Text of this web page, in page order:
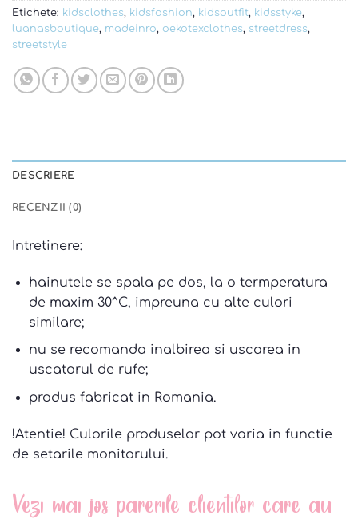
Etichete: kidsclothes, kidsfashion, kidsoutfit, kidsstyke,
luanasboutique, madeinro, oekotexclothes, streetdress,
streetstyle
DESCRIERE
RECENZII (0)
Intretinere:
hainutele se spala pe dos, la o termperatura
de maxim 30^C, impreuna cu alte culori
similare;
nu se recomanda inalbirea si uscarea in
uscatorul de rufe;
produs fabricat in Romania.
!Atentie! Culorile produselor pot varia in functie
de setarile monitorului.
Vezi mai jos parerile clientilor care au